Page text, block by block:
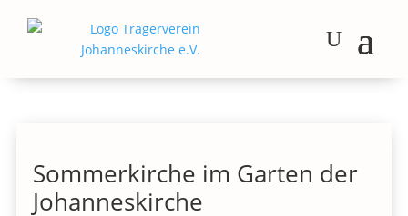
Sommerkirche im Garten der
Johanneskirche